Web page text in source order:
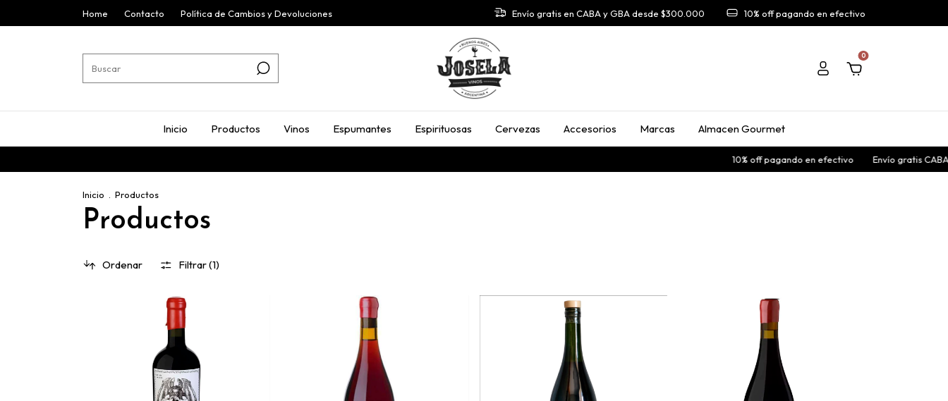
Home Contacto Política de Cambios y Devoluciones Envío gratis en CABA y GBA desde $300.000 10% off pagando en efectivo
0
Inicio Productos Vinos Espumantes Espirituosas Cervezas Accesorios Marcas Almacen Gourmet
10% off pagando en efectivo Envío gratis CABA y
Inicio Productos
Productos
Ordenar Filtrar (1)